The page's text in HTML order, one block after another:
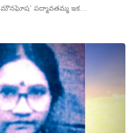
మౌనఘోష’ పద్మావతమ్మ ఇక…